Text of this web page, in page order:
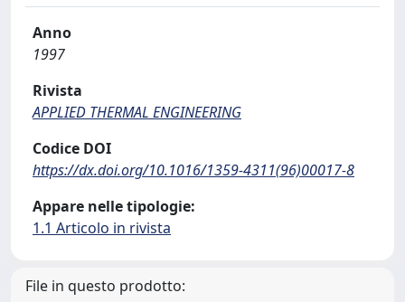
Anno
1997
Rivista
APPLIED THERMAL ENGINEERING
Codice DOI
https://dx.doi.org/10.1016/1359-4311(96)00017-8
Appare nelle tipologie:
1.1 Articolo in rivista
File in questo prodotto: